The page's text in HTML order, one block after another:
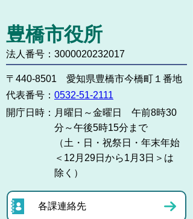
豊橋市役所
法人番号：3000020232017
〒440-8501 愛知県豊橋市今橋町１番地
代表番号： 0532-51-2111
開庁日時： 月曜日～金曜日 午前8時30
分～午後5時15分まで
（土・日・祝祭日・年末年始
＜12月29日から1月3日＞は
除く）
各課連絡先